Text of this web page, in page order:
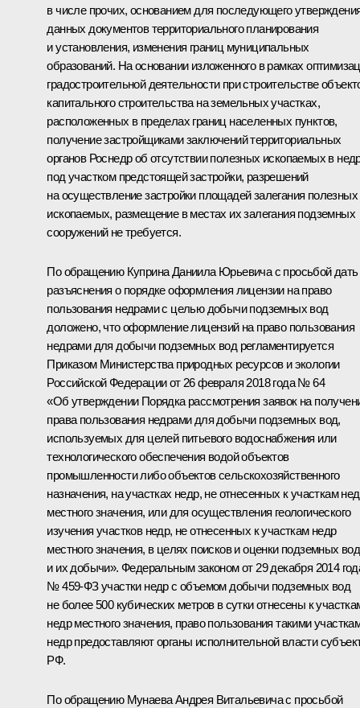
в числе прочих, основанием для последующего
данных документов территориального планирования
и установления, изменения границ муниципальных
образований. На основании изложенного в рамках
градостроительной деятельности при строительстве
капитального строительства на земельных участках,
расположенных в пределах границ населенных пунктов,
получение застройщиками заключений территориальных
органов Роснедр об отсутствии полезных ископаемых в
под участком предстоящей застройки, разрешений
на осуществление застройки площадей залегания полезных
ископаемых, размещение в местах их залегания подземных
сооружений не требуется.
По обращению Куприна Даниила Юрьевича с просьбой дать
разъяснения о порядке оформления лицензии на право
пользования недрами с целью добычи подземных вод
доложено, что оформление лицензий на право пользования
недрами для добычи подземных вод регламентируется
Приказом Министерства природных ресурсов и экологии
Российской Федерации от 26 февраля 2018 года № 64
«Об утверждении Порядка рассмотрения заявок на
права пользования недрами для добычи подземных вод,
используемых для целей питьевого водоснабжения или
технологического обеспечения водой объектов
промышленности либо объектов сельскохозяйственного
назначения, на участках недр, не отнесенных к участкам
местного значения, или для осуществления геологического
изучения участков недр, не отнесенных к участкам недр
местного значения, в целях поисков и оценки подземных вод
и их добычи». Федеральным законом от 29 декабря 2014
№ 459-ФЗ участки недр с объемом добычи подземных вод
не более 500 кубических метров в сутки отнесены к
недр местного значения, право пользования такими
недр предоставляют органы исполнительной власти
РФ.
По обращению Мунаева Андрея Витальевича с просьбой